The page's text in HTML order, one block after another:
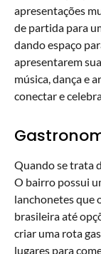
apresentações
de partida para
dando espaço
apresentarem
música, dança e
conectar e
Quando se trata
O bairro possui
lanchonetes que
brasileira até
criar uma rota
lugares para